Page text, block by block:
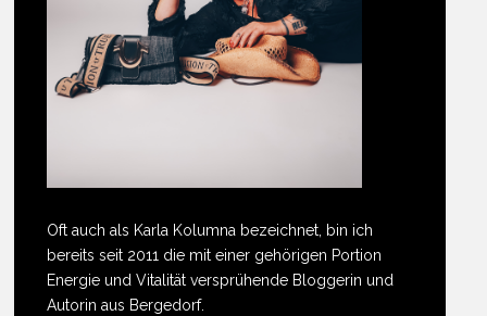
Oft auch als Karla Kolumna bezeichnet, bin ich
bereits seit 2011 die mit einer gehörigen Portion
Energie und Vitalität versprühende Bloggerin und
Autorin aus Bergedorf.